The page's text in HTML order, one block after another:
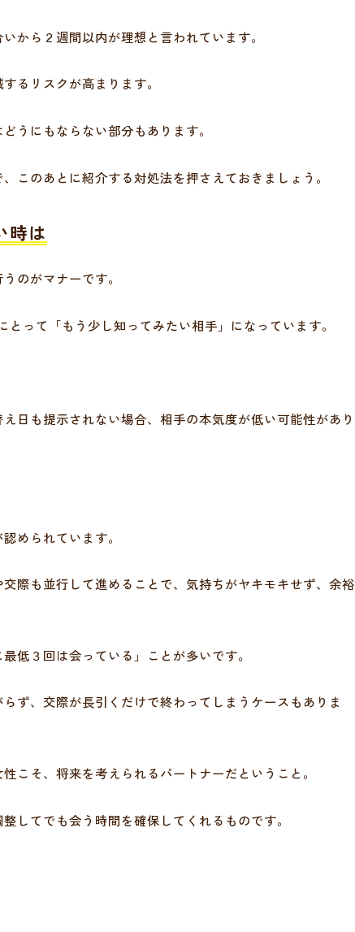
から２週間以内が理想と言われています。
るリスクが高まります。
うにもならない部分もあります。
このあとに紹介する対処法を押さえておきましょう。
時は
のがマナーです。
って「もう少し知ってみたい相手」になっています。
日も提示されない場合、相手の本気度が低い可能性があり
められています。
際も並行して進めることで、気持ちがヤキモキせず、余裕
低３回は会っている」ことが多いです。
ず、交際が長引くだけで終わってしまうケースもありま
こそ、将来を考えられるパートナーだということ。
してでも会う時間を確保してくれるものです。